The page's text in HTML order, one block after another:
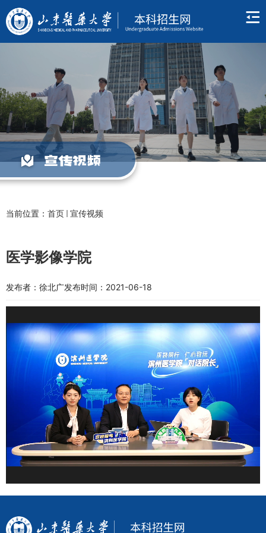
宣传视频
当前位置： 首页 宣传视频
医学影像学院
发布者：徐北广发布时间：2021-06-18